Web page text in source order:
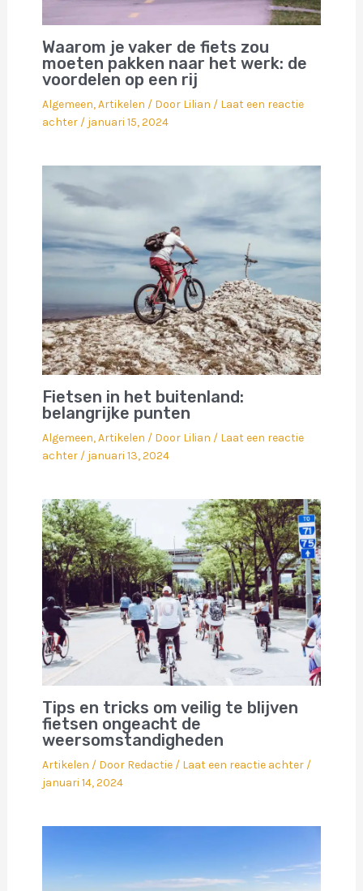
Waarom je vaker de fiets zou
moeten pakken naar het werk: de
voordelen op een rij
Algemeen,Artikelen / Door Lilian / Laat een reactie
achter / januari 15, 2024
Fietsen in het buitenland:
belangrijke punten
Algemeen,Artikelen / Door Lilian / Laat een reactie
achter / januari 13, 2024
Tips en tricks om veilig te blijven
fietsen ongeacht de
weersomstandigheden
Artikelen / Door Redactie / Laat een reactie achter /
januari 14, 2024